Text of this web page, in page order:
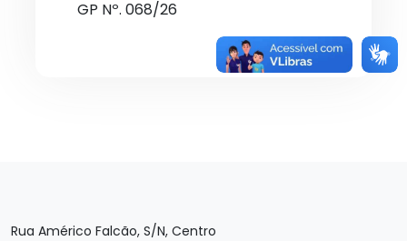
GP Nº. 068/26
Rua Américo Falcão, S/N, Centro